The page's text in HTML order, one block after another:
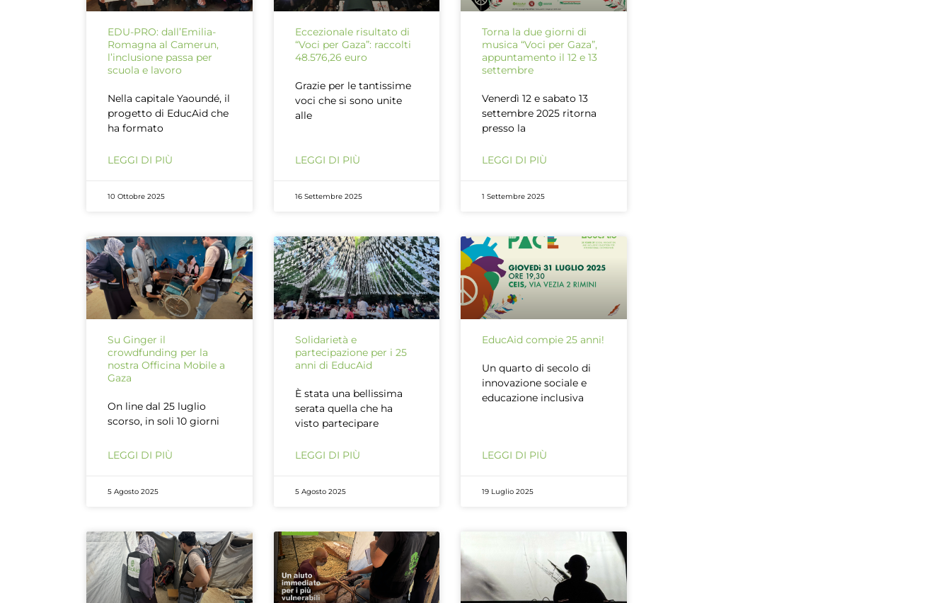
EDU-PRO: dall’Emilia-
Romagna al Camerun,
l’inclusione passa per
scuola e lavoro
Nella capitale Yaoundé, il
progetto di EducAid che
ha formato
LEGGI DI PIÙ
10 Ottobre 2025
Eccezionale risultato di
“Voci per Gaza”: raccolti
48.576,26 euro
Grazie per le tantissime
voci che si sono unite
alle
LEGGI DI PIÙ
16 Settembre 2025
Torna la due giorni di
musica “Voci per Gaza”,
appuntamento il 12 e 13
settembre
Venerdì 12 e sabato 13
settembre 2025 ritorna
presso la
LEGGI DI PIÙ
1 Settembre 2025
Su Ginger il
crowdfunding per la
nostra Officina Mobile a
Gaza
On line dal 25 luglio
scorso, in soli 10 giorni
LEGGI DI PIÙ
5 Agosto 2025
Solidarietà e
partecipazione per i 25
anni di EducAid
È stata una bellissima
serata quella che ha
visto partecipare
LEGGI DI PIÙ
5 Agosto 2025
EducAid compie 25 anni!
Un quarto di secolo di
innovazione sociale e
educazione inclusiva
LEGGI DI PIÙ
19 Luglio 2025